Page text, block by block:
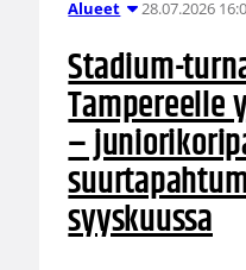
Alueet 28.07.2026
Stadium-
Tampereelle
–
syyskuussa